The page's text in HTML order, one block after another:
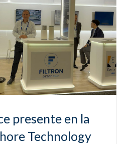
presente en la
Technology